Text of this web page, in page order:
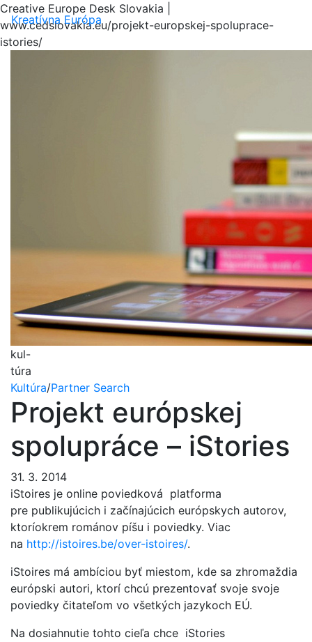
Creative Europe Desk Slovakia |
www.cedslovakia.eu/projekt-europskej-spoluprace-
istories/
Kreatívna Európa
kul-
túra
Kultúra/Partner Search
Projekt európskej
spolupráce – iStories
31. 3. 2014
iStoires je online poviedková platforma
pre publikujúcich i začínajúcich európskych autorov,
ktoríokrem románov píšu i poviedky. Viac
na http://istoires.be/over-istoires/.
iStoires má ambíciou byť miestom, kde sa zhromaždia
európski autori, ktorí chcú prezentovať svoje svoje
poviedky čitateľom vo všetkých jazykoch EÚ.
Na dosiahnutie tohto cieľa chce iStories